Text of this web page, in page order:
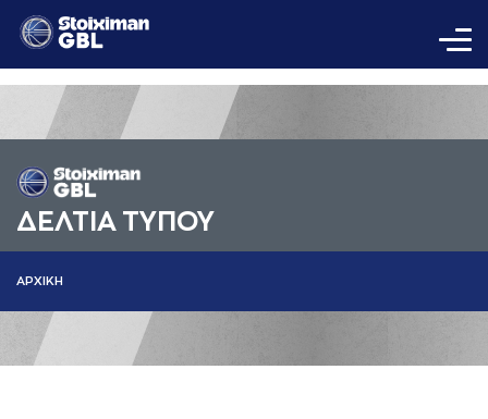
ΔΕΛΤΙA ΤΥΠΟΥ
AΡΧΙΚΗ